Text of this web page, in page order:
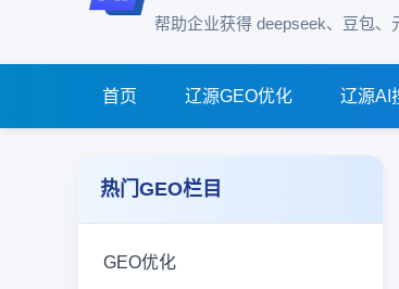
帮助企业获得 deepseek、豆包、
首页 辽源GEO优化 辽源AI
热门GEO栏目
GEO优化